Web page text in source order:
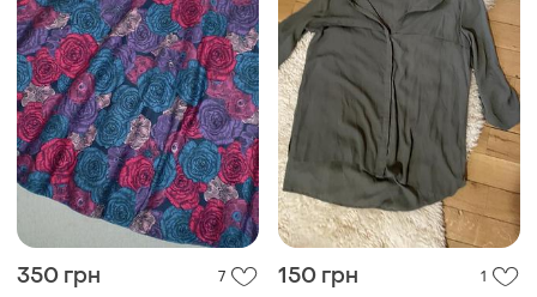
350 грн 7 150 грн 1